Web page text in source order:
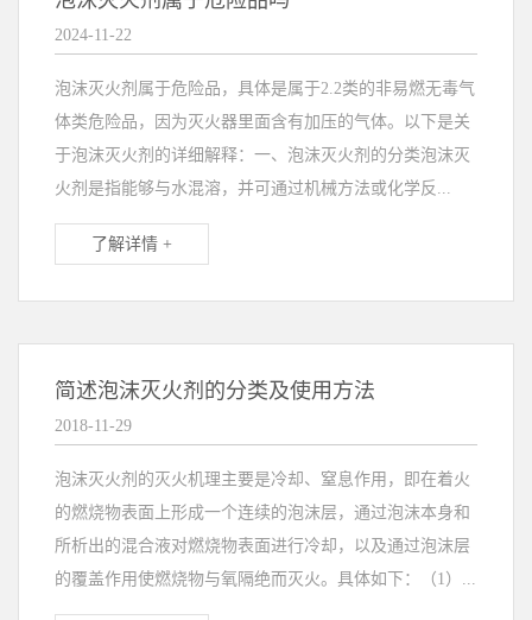
2024-11-22
泡沫灭火剂属于危险品，具体是属于2.2类的非易燃无毒气
体类危险品，因为灭火器里面含有加压的气体。以下是关
于泡沫灭火剂的详细解释：一、泡沫灭火剂的分类泡沫灭
火剂是指能够与水混溶，并可通过机械方法或化学反...
了解详情 +
简述泡沫灭火剂的分类及使用方法
2018-11-29
泡沫灭火剂的灭火机理主要是冷却、窒息作用，即在着火
的燃烧物表面上形成一个连续的泡沫层，通过泡沫本身和
所析出的混合液对燃烧物表面进行冷却，以及通过泡沫层
的覆盖作用使燃烧物与氧隔绝而灭火。具体如下：（1）...